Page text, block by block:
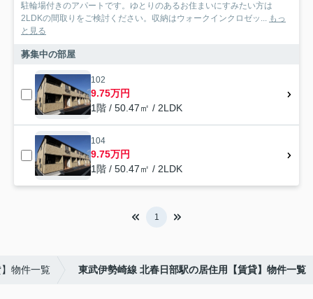
駐輪場付きのアパートです。ゆとりのあるお住まいにすみたい方は
2LDKの間取りをご検討ください。収納はウォークインクロゼッ... もっ
と見る
募集中の部屋
102
9.75万円
1階 / 50.47㎡ / 2LDK
104
9.75万円
1階 / 50.47㎡ / 2LDK
1
物件一覧 東武伊勢崎線 北春日部駅の居住用【賃貸】物件一覧